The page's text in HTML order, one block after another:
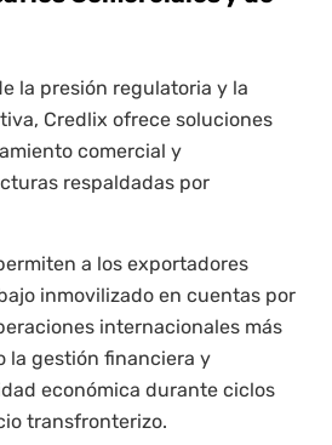
la presión regulatoria y la
Credlix ofrece soluciones
comercial y
respaldadas por
a los exportadores
inmovilizado en cuentas por
internacionales más
la gestión financiera y
económica durante ciclos
transfronterizo.